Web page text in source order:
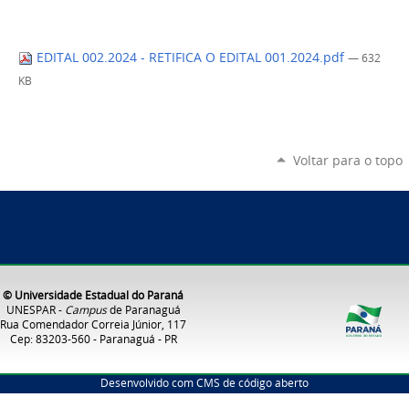
EDITAL 002.2024 - RETIFICA O EDITAL 001.2024.pdf — 632
KB
Voltar para o topo
© Universidade Estadual do Paraná
UNESPAR - Campusde Paranaguá
Rua Comendador Correia Júnior, 117
Cep: 83203-560 - Paranaguá - PR
Desenvolvido com CMS de código aberto